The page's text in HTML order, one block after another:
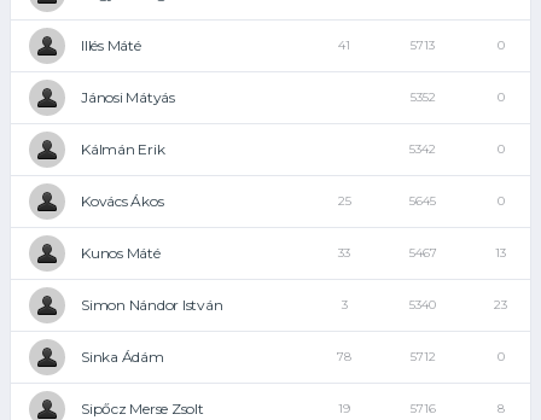
Illés Máté 41 5713 0
Jánosi Mátyás 5352 0
Kálmán Erik 5342 0
Kovács Ákos 25 5645 0
Kunos Máté 33 5467 13
Simon Nándor István 3 5340 23
Sinka Ádám 78 5712 0
Sipőcz Merse Zsolt 19 5716 8